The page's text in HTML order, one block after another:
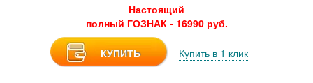
Настоящий
полный ГОЗНАК - 16990 руб.
КУПИТЬ Купить в 1 клик